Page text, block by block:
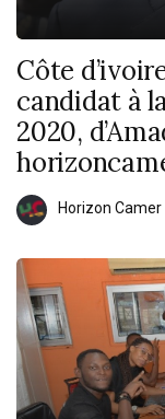
Côte
candidat à
2020,
Horizon Camer